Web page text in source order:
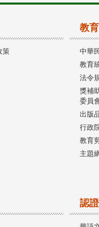
策
教
中華
教育
法令
獎補
委員
出版
行政
教育
主題
認